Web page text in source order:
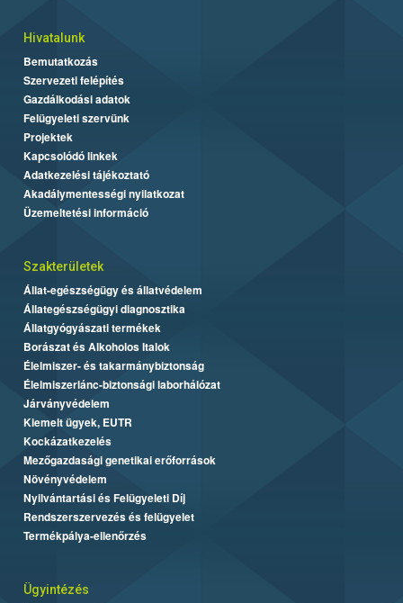
Hivatalunk
Bemutatkozás
Szervezeti felépítés
Gazdálkodási adatok
Felügyeleti szervünk
Projektek
Kapcsolódó linkek
Adatkezelési tájékoztató
Akadálymentességi nyilatkozat
Üzemeltetési információ
Szakterületek
Állat-egészségügy és állatvédelem
Állategészségügyi diagnosztika
Állatgyógyászati termékek
Borászat és Alkoholos Italok
Élelmiszer- és takarmánybiztonság
Élelmiszerlánc-biztonsági laborhálózat
Járványvédelem
Kiemelt ügyek, EUTR
Kockázatkezelés
Mezőgazdasági genetikai erőforrások
Növényvédelem
Nyilvántartási és Felügyeleti Díj
Rendszerszervezés és felügyelet
Termékpálya-ellenőrzés
Ügyintézés